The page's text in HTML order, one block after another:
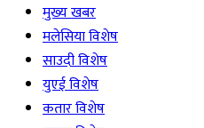
मुख्य खबर
मलेसिया विशेष
साउदी विशेष
युएई विशेष
कतार विशेष